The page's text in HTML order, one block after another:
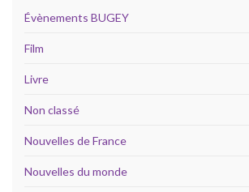
Évènements BUGEY
Film
Livre
Non classé
Nouvelles de France
Nouvelles du monde